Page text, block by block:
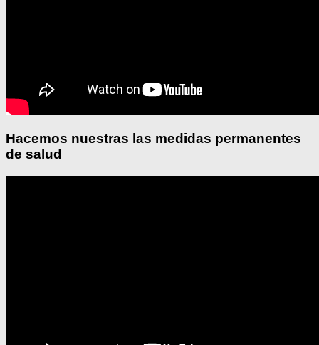
Hacemos nuestras las medidas permanentes
de salud